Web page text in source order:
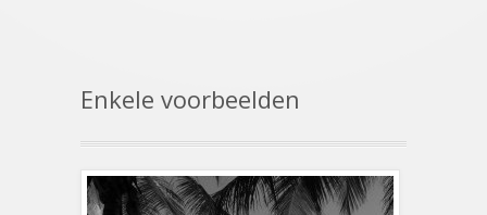
Enkele voorbeelden